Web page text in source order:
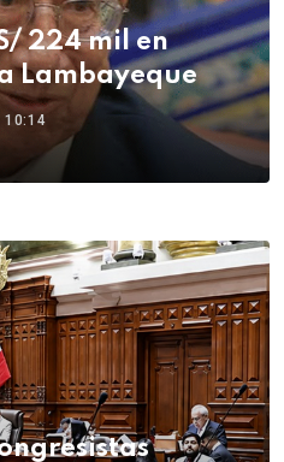
224 mil en
Lambayeque
10:14